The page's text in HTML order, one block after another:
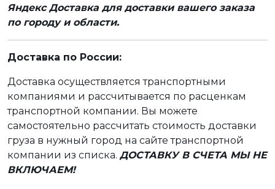
Яндекс Доставка для доставки вашего заказа
по городу и области.
Доставка по России:
Доставка осуществляется транспортными
компаниями и рассчитывается по расценкам
транспортной компании. Вы можете
самостоятельно рассчитать стоимость доставки
груза в нужный город на сайте транспортной
компании из списка. ДОСТАВКУ В СЧЕТА МЫ НЕ
ВКЛЮЧАЕМ!